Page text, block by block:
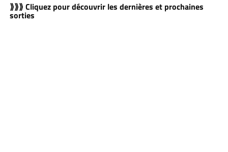
⟫⟫⟫ Cliquez pour découvrir les dernières et prochaines
sorties